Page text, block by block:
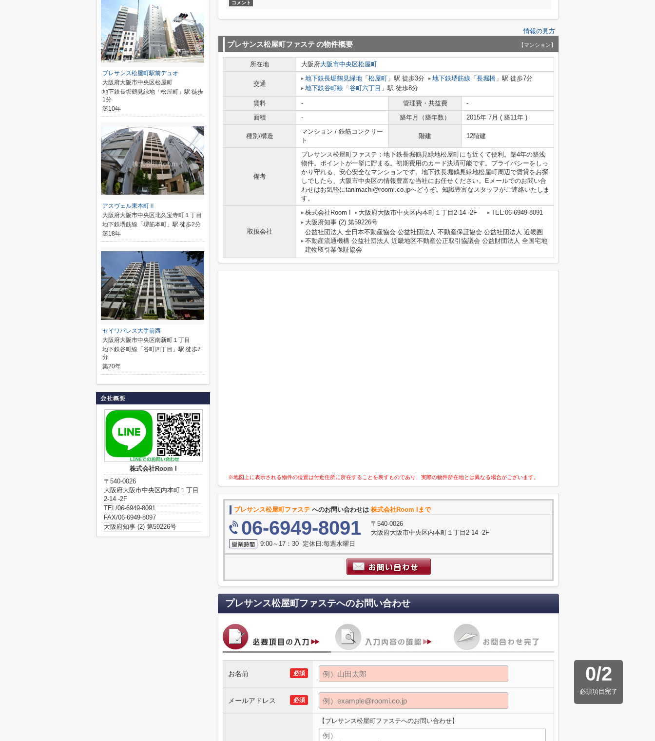
コメント
情報の見方
プレサンス松屋町ファステの物件概要 【マンション】
所在地 大阪府大阪市中央区松屋町
交通
地下鉄長堀鶴見緑地 「 松屋町 」駅 徒歩3分 地下鉄堺筋線 「 長堀橋 」駅 徒歩7分
地下鉄谷町線 「 谷町六丁目 」駅 徒歩8分
賃料 - 管理費・共益費
-
面積
- 築年月（築年数） 2015年 7月 ( 築11年 )
種別/構造
マンション / 鉄筋コンクリー
ト
階建 12階建
備考
プレサンス松屋町ファステ：地下鉄長堀鶴見緑地松屋町にも近くて便利。築4年の築浅
物件。ポイントが一挙に貯まる。初期費用のカード決済可能です。プライバシーをしっ
かり守れる、安心安全なマンションです。地下鉄長堀鶴見緑地松屋町周辺で賃貸をお探
しでしたら、大阪市中央区の情報豊富な当社にお任せください。Eメールでのお問い合
わせはお気軽にtanimachi@roomi.co.jpへどうぞ。知識豊富なスタッフがご連絡いたしま
す。
取扱会社
株式会社Room I 大阪府大阪市中央区内本町１丁目2-14 -2F
TEL:06-6949-8091
大阪府知事 (2) 第59226号
公益社団法人 全日本不動産協会 公益社団法人 不動産保証協会 公益社団法人 近畿圏
不動産流通機構 公益社団法人 近畿地区不動産公正取引協議会 公益財団法人 全国宅地
建物取引業保証協会
※地図上に表示される物件の位置は付近住所に所在することを表すものであり、実際の物件所在地とは異なる場合がございます。
プレサンス松屋町ファステ へのお問い合わせは 株式会社Room Iまで
06-6949-8091
〒540-0026
大阪府大阪市中央区内本町１丁目2-14 -2F
9:00～17：30 定休日:毎週水曜日
プレサンス松屋町ファステへのお問い合わせ
0/2
必須項目完了
必須
お名前
必須
メールアドレス
【プレサンス松屋町ファステへのお問い合わせ】
プレサンス松屋町駅前デュオ
大阪府大阪市中央区松屋町
地下鉄長堀鶴見緑地「松屋町」駅 徒歩
1分
築10年
アスヴェル東本町Ⅱ
大阪府大阪市中央区北久宝寺町１丁目
地下鉄堺筋線「堺筋本町」駅 徒歩2分
築18年
セイワパレス大手前西
大阪府大阪市中央区南新町１丁目
地下鉄谷町線「谷町四丁目」駅 徒歩7
分
築20年
株式会社Room I
〒540-0026
大阪府大阪市中央区内本町１丁目
2-14 -2F
TEL/06-6949-8091
FAX/06-6949-8097
大阪府知事 (2) 第59226号